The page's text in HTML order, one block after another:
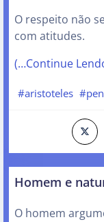
O respeito não
com atitudes.
(…Continue
#aristoteles
Homem e
O homem